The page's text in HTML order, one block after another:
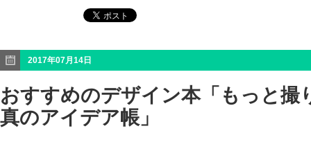
2017年07月14日
おすすめのデザイン本「もっと撮
真のアイデア帳」